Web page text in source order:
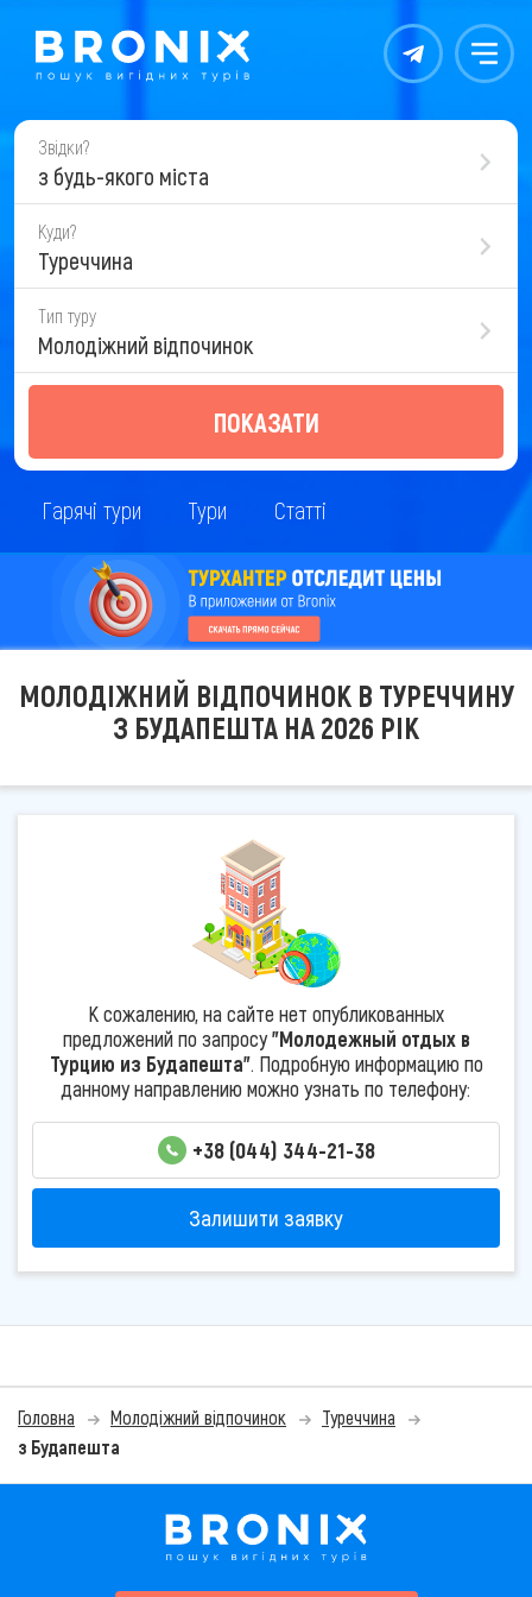
Контакты Меню
Звідки?
з будь-якого міста
Куди?
Туреччина
Тип туру
Молодіжний відпочинок
ПОКАЗАТИ
Гарячі тури Тури Статті
МОЛОДІЖНИЙ ВІДПОЧИНОК В ТУРЕЧЧИНУ
З БУДАПЕШТА НА 2026 РІК
К сожалению, на сайте нет опубликованных
предложений по запросу"Молодежный отдых в
Турцию из Будапешта". Подробную информацию по
данному направлению можно узнать по телефону:
+38 (044) 344-21-38
Залишити заявку
Головна Молодіжний відпочинок
Туреччина
з Будапешта